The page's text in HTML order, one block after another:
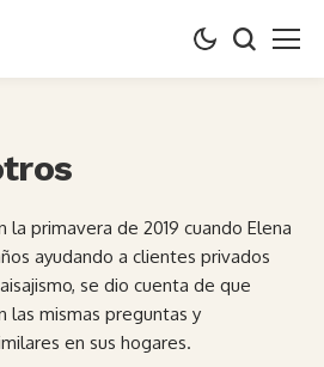
la primavera de 2019 cuando Elena
ayudando a clientes privados
se dio cuenta de que
las mismas preguntas y
en sus hogares.